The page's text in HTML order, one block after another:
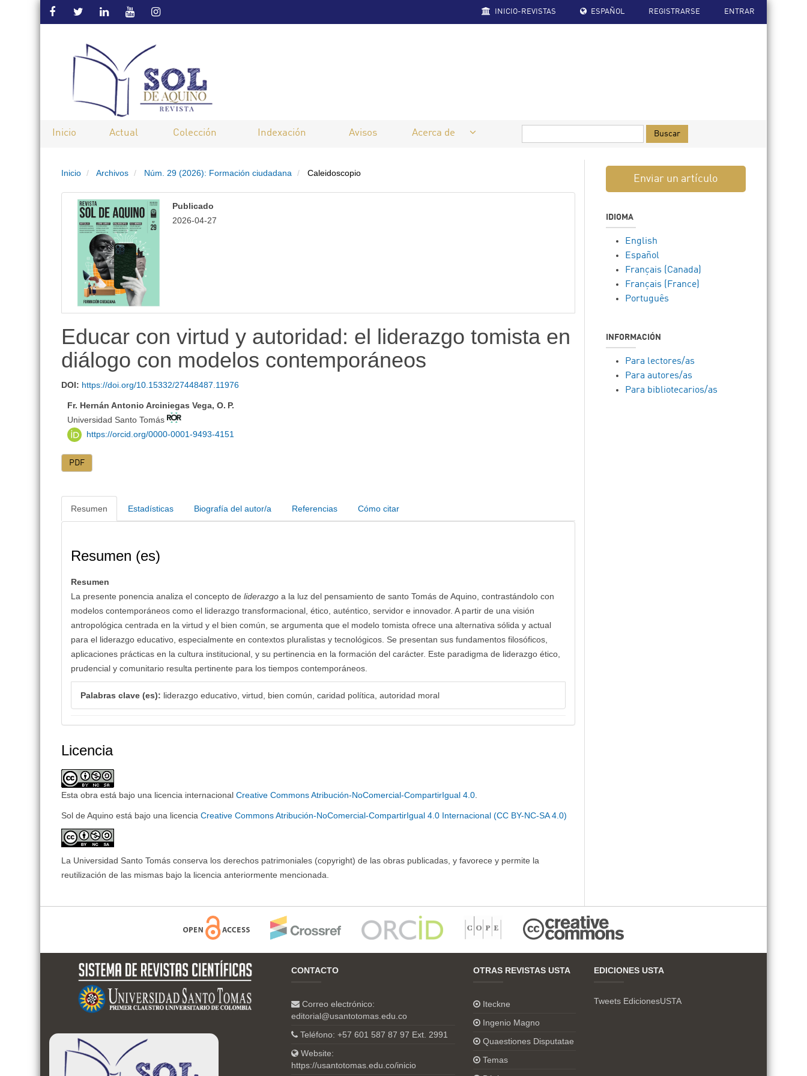
Salto
contenido
de
página
Navegación
principal
Contenido
INICIO-REVISTAS ESPAÑOL REGISTRARSE ENTRAR
Inicio Actual Colección Indexación Avisos Acerca de Buscar
Inicio Archivos Núm. 29 (2026): Formación ciudadana Caleidoscopio
Publicado
2026-04-27
Educar con virtud y autoridad: el liderazgo tomista en
diálogo con modelos contemporáneos
DOI: https://doi.org/10.15332/27448487.11976
Fr. Hernán Antonio Arciniegas Vega, O. P.
Universidad Santo Tomás
https://orcid.org/0000-0001-9493-4151
PDF
Resumen Estadísticas Biografía del autor/a Referencias Cómo citar
Resumen (es)
Resumen
La presente ponencia analiza el concepto deliderazgo a la luz del pensamiento de santo Tomás de Aquino, contrastándolo con
modelos contemporáneos como el liderazgo transformacional, ético, auténtico, servidor e innovador. A partir de una visión
antropológica centrada en la virtud y el bien común, se argumenta que el modelo tomista ofrece una alternativa sólida y actual
para el liderazgo educativo, especialmente en contextos pluralistas y tecnológicos. Se presentan sus fundamentos filosóficos,
aplicaciones prácticas en la cultura institucional, y su pertinencia en la formación del carácter. Este paradigma de liderazgo ético,
prudencial y comunitario resulta pertinente para los tiempos contemporáneos.
Palabras clave (es): liderazgo educativo, virtud, bien común, caridad política, autoridad moral
Licencia
Esta obra está bajo una licencia internacionalCreative Commons Atribución-NoComercial-CompartirIgual 4.0.
Sol de Aquino está bajo una licenciaCreative Commons Atribución-NoComercial-CompartirIgual 4.0 Internacional (CC BY-NC-SA 4.0)
La Universidad Santo Tomás conserva los derechos patrimoniales (copyright) de las obras publicadas, y favorece y permite la
reutilización de las mismas bajo la licencia anteriormente mencionada.
Enviar un artículo
IDIOMA
English
Español
Français (Canada)
Français (France)
Português
INFORMACIÓN
Para lectores/as
Para autores/as
Para bibliotecarios/as
CONTACTO
Correo electrónico:
editorial@usantotomas.edu.co
Teléfono: +57 601 587 87 97 Ext. 2991
Website:
https://usantotomas.edu.co/inicio
OTRAS REVISTAS USTA
Iteckne
Ingenio Magno
Quaestiones Disputatae
Temas
EDICIONES USTA
Tweets EdicionesUSTA